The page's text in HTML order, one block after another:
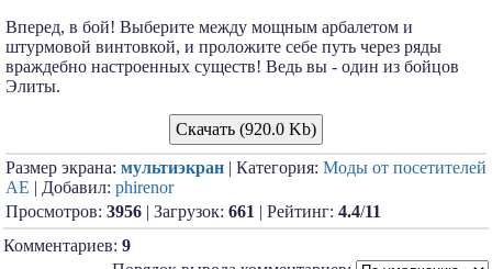
Вперед, в бой! Выберите между мощным арбалетом и
штурмовой винтовкой, и проложите себе путь через ряды
враждебно настроенных существ! Ведь вы - один из бойцов
Элиты.
Скачать (920.0 Kb)
Размер экрана: мультиэкран | Категория: Моды от посетителей
АЕ | Добавил: phirenor
Просмотров: 3956 | Загрузок: 661 | Рейтинг: 4.4/11
Комментариев: 9